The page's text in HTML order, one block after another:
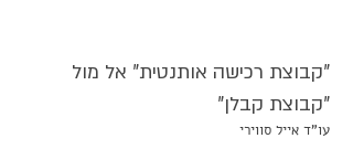
"קבוצת רכישה אותנטית" אל מול
"קבוצת קבלן"
עו"ד אייל סווירי